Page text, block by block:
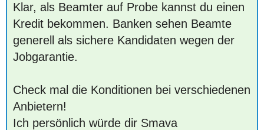
Klar, als Beamter auf Probe kannst du einen
Kredit bekommen. Banken sehen Beamte
generell als sichere Kandidaten wegen der
Jobgarantie.
Check mal die Konditionen bei verschiedenen
Anbietern!
Ich persönlich würde dir Smava